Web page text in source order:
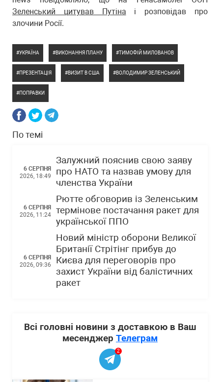
Зеленський цитував Путіна і розповідав про
злочини Росії.
УКРАЇНА ВИКОНАННЯ ПЛАНУ ТИМОФІЙ МИЛОВАНОВ
ПРЕЗЕНТАЦІЯ ВИЗИТ В США ВОЛОДИМИР ЗЕЛЕНСЬКИЙ
ПОПРАВКИ
По темі
6 СЕРПНЯ
2026, 18:49
Залужний пояснив свою заяву
про НАТО та назвав умову для
членства України
6 СЕРПНЯ
2026, 11:24
Рютте обговорив із Зеленським
термінове постачання ракет для
української ППО
6 СЕРПНЯ
2026, 09:36
Новий міністр оборони Великої
Британії Стрітінг прибув до
Києва для переговорів про
захист України від балістичних
ракет
Всі головні новини з доставкою в Ваш
месенджер Телеграм
2